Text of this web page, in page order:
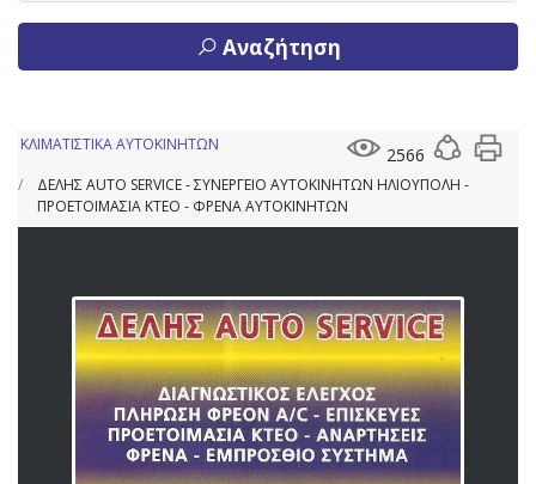
Αναζήτηση
2566
ΚΛΙΜΑΤΙΣΤΙΚΑ ΑΥΤΟΚΙΝΗΤΩΝ
ΔΕΛΗΣ AUTO SERVICE - ΣΥΝΕΡΓΕΙΟ ΑΥΤΟΚΙΝΗΤΩΝ ΗΛΙΟΥΠΟΛΗ -
ΠΡΟΕΤΟΙΜΑΣΙΑ ΚΤΕΟ - ΦΡΕΝΑ ΑΥΤΟΚΙΝΗΤΩΝ